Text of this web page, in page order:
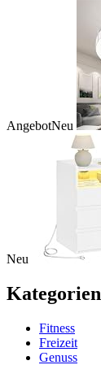
AngebotNeu
Neu
Kategorien
Fitness
Freizeit
Genuss